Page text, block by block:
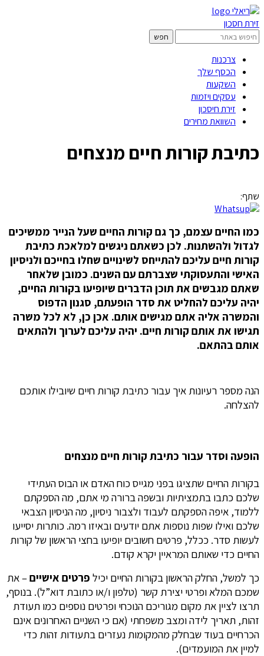
זירת חסכון
צרכנות
הכסף שלך
השקעות
עסקים ויזמות
זירת חיסכון
השוואת מחירים
כתיבת קורות חיים מנצחים
שתף:
כמו החיים עצמם, כך גם קורות החיים שעל הנייר ממשיכים
לגדול ולהשתנות. לכן כשאתם ניגשים למלאכת כתיבת
קורות חיים עליכם להתייחס לשינויים שחלו בחייכם ולניסיון
האישי והתעסוקתי שצברתם עם השנים. כמובן שלאחר
שאתם מגבשים את תוכן הדברים שיופיעו בקורות החיים,
יהיה עליכם להחליט את סדר הופעתם, סגנון הדפוס
והמשרה אליה אתם מגישים אותם. אכן כן, לא לכל משרה
תגישו את אותם קורות חיים. יהיה עליכם לערוך ולהתאים
אותם בהתאם.
הנה מספר רעיונות איך עבור כתיבת קורות חיים שיובילו אותכם
להצלחה.
הופעה וסדר עבור כתיבת קורות חיים מנצחים
בקורות החיים שתציגו בפני מגייס כוח האדם או הבוס העתידי
שלכם כתבו בתמציתיות ובשפה ברורה מי אתם, מה הספקתם
ללמוד, איפה הספקתם לעבוד ולצבור ניסיון, מה הניסיון הצבאי
שלכם ואילו שפות נוספות אתם יודעים ובאיזו רמה. כותרות יסייעו
לעשות סדר. ככלל, פרטים חשובים יופיעו בחצי הראשון של קורות
החיים כדי שאותם המראיין יקרא קודם.
כך למשל, החלק הראשון בקורות החיים יכיל פרטים אישיים– את
שמכם המלא ופרטי יצירת קשר (טלפון ו/או כתובת דוא”ל). בנוסף,
תרצו לציין את מקום מגוריכם הנוכחי ופרטים נוספים כמו תעודת
זהות, תאריך לידה ומצב משפחתי (אם כי השניים האחרונים אינם
הכרחיים בעוד שבחלק מהמקומות נעזרים בתעודות זהות כדי
למיין את המועמדים).